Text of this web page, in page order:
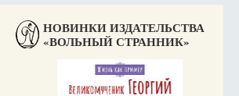
НОВИНКИ ИЗДАТЕЛЬСТВА
«ВОЛЬНЫЙ СТРАННИК»